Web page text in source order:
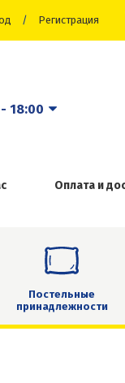
/ Регистрация
18:00
Оплата и
Постельные
принадлежности